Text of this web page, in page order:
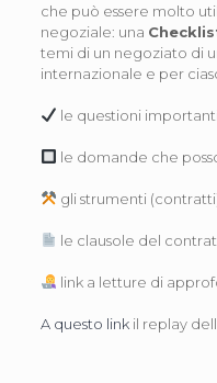
che può essere molto
negoziale: una
temi di un negoziato di
internazionale e per
le questioni importanti
le domande che
gli strumenti
le clausole del
link a letture di
A questo linkil replay